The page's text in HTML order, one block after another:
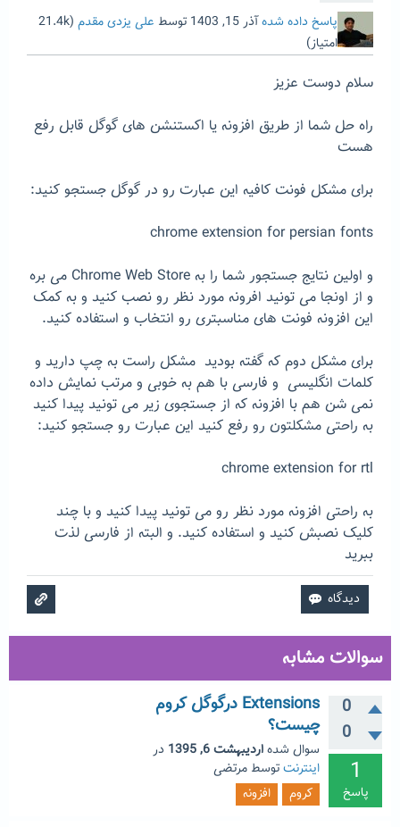
پاسخ داده شدهآذر 15, 1403 توسط علی یزدی مقدم (
21.4k
امتیاز)
سلام دوست عزیز
راه حل شما از طریق افزونه یا اکستنشن های گوگل قابل رفع
هست
برای مشکل فونت کافیه این عبارت رو در گوگل جستجو کنید:
chrome extension for persian fonts
و اولین نتایج جستجور شما را به Chrome Web Store می بره
و از اونجا می تونید افرونه مورد نظر رو نصب کنید و به کمک
این افزونه فونت های مناسبتری رو انتخاب و استفاده کنید.
برای مشکل دوم که گفته بودید مشکل راست به چپ دارید و
کلمات انگلیسی و فارسی با هم به خوبی و مرتب نمایش داده
نمی شن هم با افزونه که از جستجوی زیر می تونید پیدا کنید
به راحتی مشکلتون رو رفع کنید این عبارت رو جستجو کنید:
chrome extension for rtl
به راحتی افزونه مورد نظر رو می تونید پیدا کنید و با چند
کلیک نصبش کنید و استفاده کنید. و البته از فارسی لذت
ببرید
سوالات مشابه
0
0
1
پاسخ
Extensions درگوگل کروم
چیست؟
سوال شدهاردیبهشت 6, 1395
در
اینترنتتوسط مرتضی
کروم
افزونه